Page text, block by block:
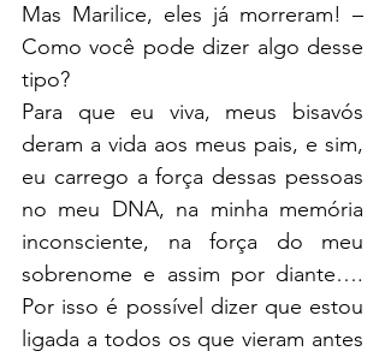
Mas Marilice, eles já morreram! –
Como você pode dizer algo desse
tipo?
Para que eu viva, meus bisavós
deram a vida aos meus pais, e sim,
eu carrego a força dessas pessoas
no meu DNA, na minha memória
inconsciente, na força do meu
sobrenome e assim por diante….
Por isso é possível dizer que estou
ligada a todos os que vieram antes